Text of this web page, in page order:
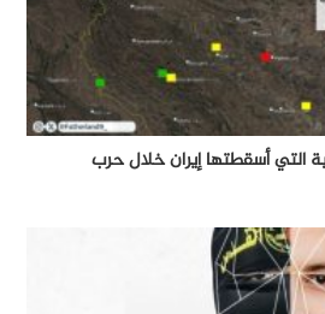
التي أسقطتها إيران خلال حرب